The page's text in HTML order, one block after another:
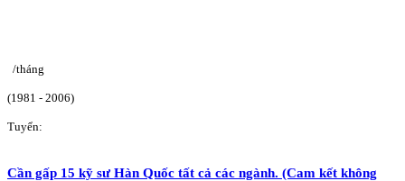
/tháng
(1981 - 2006)
Tuyển:
Cần gấp 15 kỹ sư Hàn Quốc tất cả các ngành. (Cam kết không